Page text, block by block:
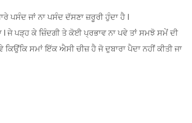
ਪਸੰਦ ਜਾਂ ਨਾ ਪਸੰਦ ਦੱਸਣਾ ਜ਼ਰੂਰੀ ਹੁੰਦਾ ਹੈ l
l ਜੇ ਪੜ੍ਹ ਕੇ ਜ਼ਿੰਦਗੀ ਤੇ ਕੋਈ ਪ੍ਰਭਾਵ ਨਾ ਪਵੇ ਤਾਂ ਸਮਝੋ ਸਮੇਂ ਦੀ
ਕਿਉਂਕਿ ਸਮਾਂ ਇੱਕ ਐਸੀ ਚੀਜ਼ ਹੈ ਜੋ ਦੁਬਾਰਾ ਪੈਦਾ ਨਹੀਂ ਕੀਤੀ ਜਾ